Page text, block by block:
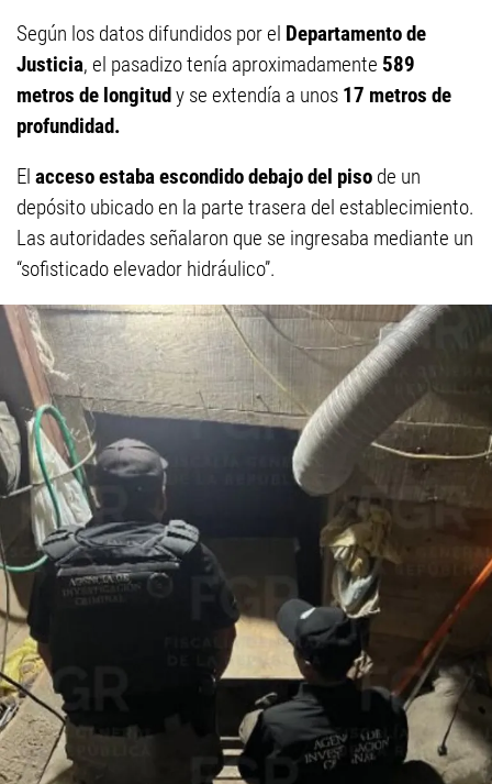
Según los datos difundidos por el Departamento de
Justicia, el pasadizo tenía aproximadamente 589
metros de longitudy se extendía a unos 17 metros de
profundidad.
El acceso estaba escondido debajo del piso de un
depósito ubicado en la parte trasera del establecimiento.
Las autoridades señalaron que se ingresaba mediante un
“sofisticado elevador hidráulico”.